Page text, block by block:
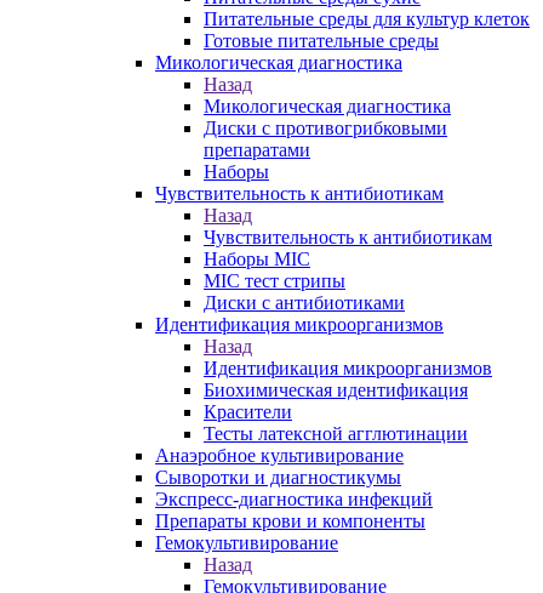
Питательные среды для культур клеток
Готовые питательные среды
Микологическая диагностика
Назад
Микологическая диагностика
Диски с противогрибковыми
препаратами
Наборы
Чувствительность к антибиотикам
Назад
Чувствительность к антибиотикам
Наборы MIC
MIC тест стрипы
Диски с антибиотиками
Идентификация микроорганизмов
Назад
Идентификация микроорганизмов
Биохимическая идентификация
Красители
Тесты латексной агглютинации
Анаэробное культивирование
Сыворотки и диагностикумы
Экспресс-диагностика инфекций
Препараты крови и компоненты
Гемокультивирование
Назад
Гемокультивирование